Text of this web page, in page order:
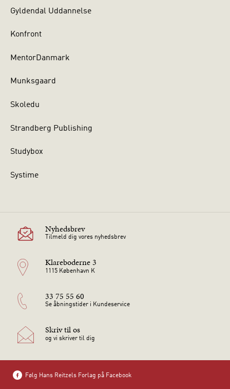
Gyldendal Uddannelse
Konfront
MentorDanmark
Munksgaard
Skoledu
Strandberg Publishing
Studybox
Systime
Nyhedsbrev
Tilmeld dig vores nyhedsbrev
Klareboderne 3
1115 København K
33 75 55 60
Se åbningstider i Kundeservice
Skriv til os
og vi skriver til dig
Følg Hans Reitzels Forlag på Facebook